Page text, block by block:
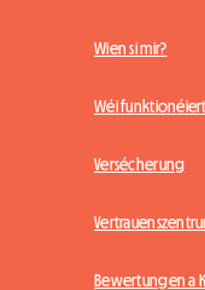
Wien si mir?
Wéi
Versécherung
Bewertungen a